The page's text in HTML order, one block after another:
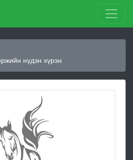
нүдэн хүрэн